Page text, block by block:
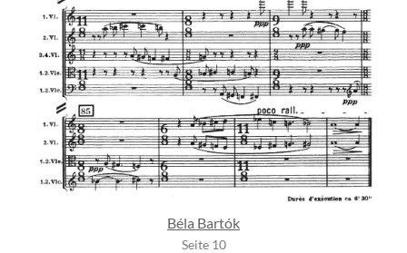
Béla Bartók
Seite 10